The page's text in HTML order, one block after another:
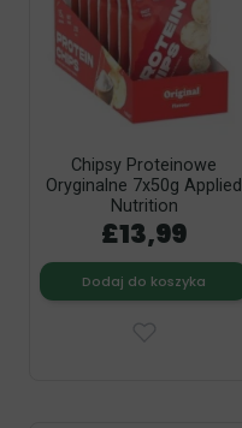
Chipsy Proteinowe
Oryginalne 7x50g Applied
Nutrition
£13,99
Dodaj do koszyka